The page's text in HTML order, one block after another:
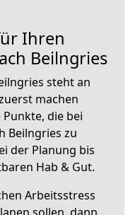
Ihren
Beilngries
steht an
machen
die bei
Beilngries zu
der Planung bis
Hab & Gut.
Arbeitsstress